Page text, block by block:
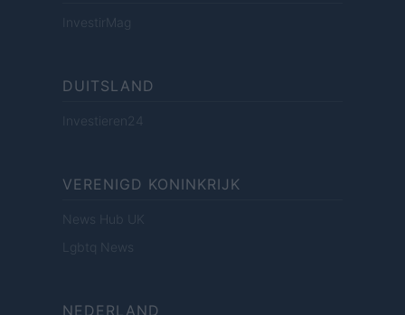
InvestirMag
DUITSLAND
Investieren24
VERENIGD KONINKRIJK
News Hub UK
Lgbtq News
NEDERLAND